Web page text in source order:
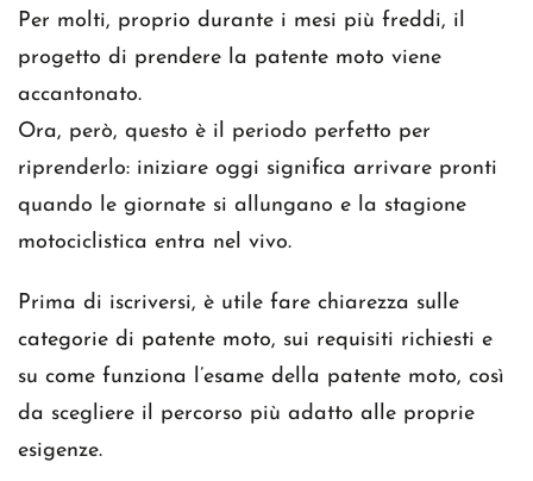
Per molti, proprio durante i mesi più freddi, il
progetto di prendere la patente moto viene
accantonato.
Ora, però, questo è il periodo perfetto per
riprenderlo: iniziare oggi significa arrivare pronti
quando le giornate si allungano e la stagione
motociclistica entra nel vivo.
Prima di iscriversi, è utile fare chiarezza sulle
categorie di patente moto, sui requisiti richiesti e
su come funziona l’esame della patente moto, così
da scegliere il percorso più adatto alle proprie
esigenze.